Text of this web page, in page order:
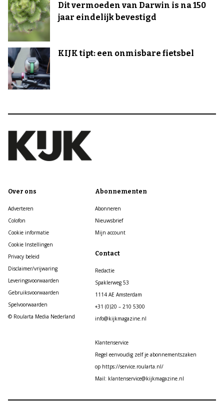
Dit vermoeden van Darwin is na 150
jaar eindelijk bevestigd
KIJK tipt: een onmisbare fietsbel
Over ons
Adverteren
Colofon
Cookie informatie
Cookie Instellingen
Privacy beleid
Disclaimer/vrijwaring
Leveringsvoorwaarden
Gebruiksvoorwaarden
Spelvoorwaarden
© Roularta Media Nederland
Abonnementen
Abonneren
Nieuwsbrief
Mijn account
Contact
Redactie
Spaklerweg 53
1114 AE Amsterdam
+31 (0)20 – 210 5300
info@kijkmagazine.nl
Klantenservice
Regel eenvoudig zelf je abonnementszaken
op https://service.roularta.nl/
Mail: klantenservice@kijkmagazine.nl